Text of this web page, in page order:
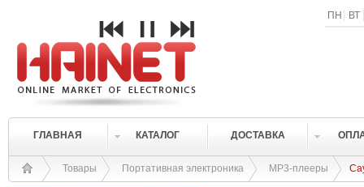
ПН ВТ
ГЛАВНАЯ КАТАЛОГ ДОСТАВКА
Товары Портативная электроника MP3-плееры